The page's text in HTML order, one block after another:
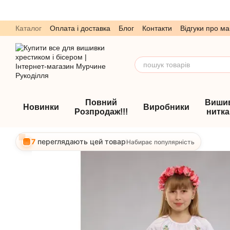
Каталог Оплата і доставка Блог Контакти
Відгуки про
Обмін та повернення
Угода користувача
Новинки
Повний
Розпродаж!!!
Виробники
7 переглядають цей товарНабирає популярність